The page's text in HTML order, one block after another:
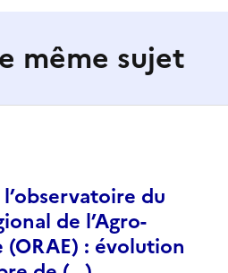
même sujet
du
de l’Agro-
(ORAE) : évolution